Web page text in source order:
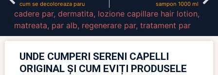
cum se decoloreaza paru sampon 1000 ml
cadere par, dermatita, lozione capillare hair lotion,
matreata, par alb, regenerare par, tratament par
UNDE CUMPERI SERENI CAPELLI
ORIGINAL ȘI CUM EVIȚI PRODUSELE